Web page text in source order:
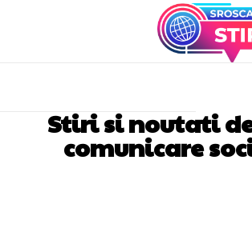
Stiri si noutati
comunicare